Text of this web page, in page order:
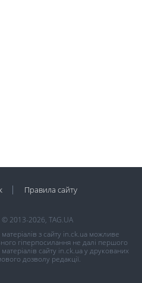
Правила сайту
© 2013-2026, TAG.UA
з сайту in.ck.ua можливе
гіперпосилання не далі першого
сайту in.ck.ua у друкованих
дозволу редакції.